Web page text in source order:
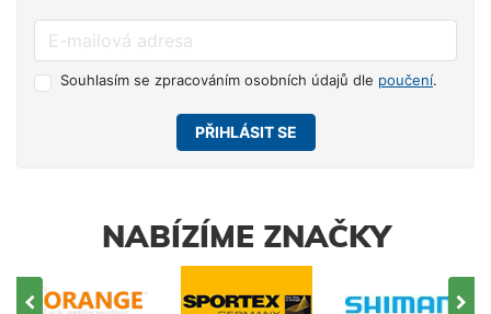
Souhlasím se zpracováním osobních údajů dle poučení.
PŘIHLÁSIT SE
NABÍZÍME ZNAČKY